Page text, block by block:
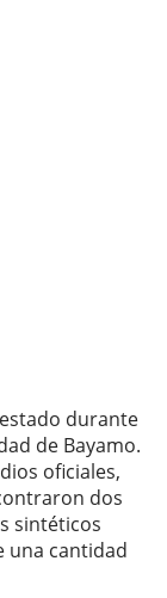
durante
de Bayamo.
oficiales,
dos
sintéticos
una cantidad